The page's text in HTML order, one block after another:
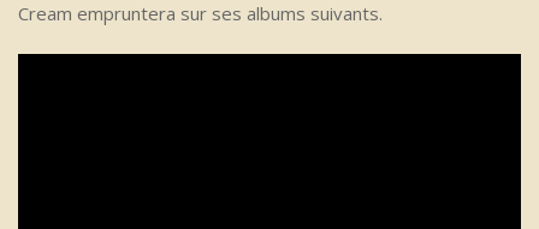
Cream empruntera sur ses albums suivants.